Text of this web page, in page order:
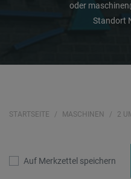
oder
Standort
STARTSEITE MASCHINEN 2
Auf Merkzettel speichern